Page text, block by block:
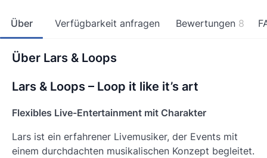
Über Verfügbarkeit anfragen Bewertungen 8
Über Lars & Loops
Lars & Loops – Loop it like it’s art
Flexibles Live-Entertainment mit Charakter
Lars ist ein erfahrener Livemusiker, der Events mit
einem durchdachten musikalischen Konzept begleitet.